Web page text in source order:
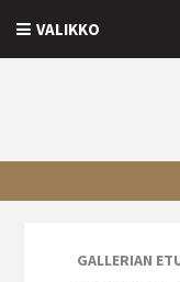
VALIKKO
GALLERIAN